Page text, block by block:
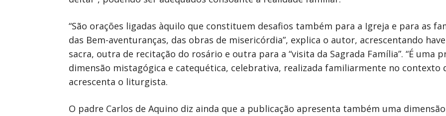
“São orações ligadas àquilo que constituem desafios também para a Igreja e para as
das Bem-aventuranças, das obras de misericórdia”, explica o autor, acrescentando
sacra, outra de recitação do rosário e outra para a “visita da Sagrada Família”. “É
dimensão mistagógica e catequética, celebrativa, realizada familiarmente no contexto
acrescenta o liturgista.
O padre Carlos de Aquino diz ainda que a publicação apresenta também uma